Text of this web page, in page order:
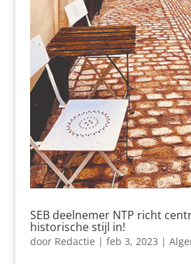
SEB deelnemer NTP richt
historische stijl in!
door Redactie | feb 3, 2023 |